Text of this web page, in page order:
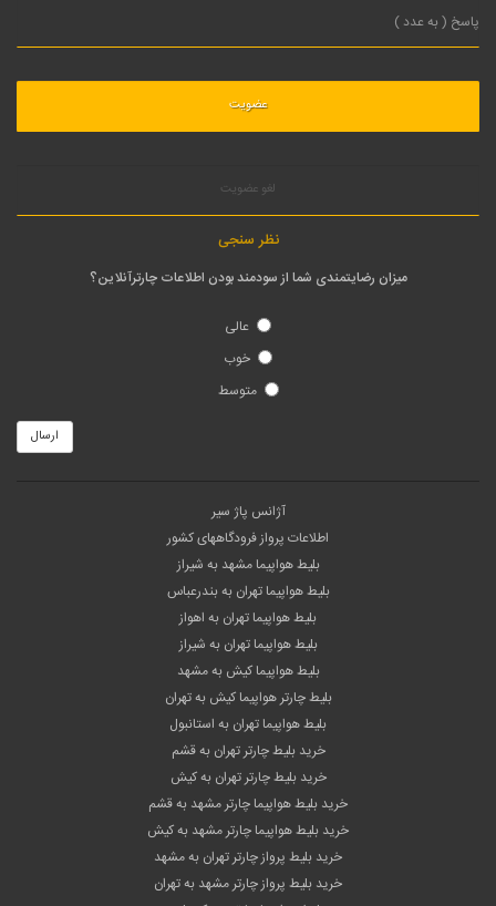
لغو عضویت
نظر سنجی
میزان رضایتمندی شما از سودمند بودن اطلاعات چارترآنلاین؟
عالی
خوب
متوسط
ارسال
آژانس پاژ سیر
اطلاعات پرواز فرودگاههای کشور
بلیط هواپیما مشهد به شیراز
بلیط هواپیما تهران به بندرعباس
بلیط هواپیما تهران به اهواز
بلیط هواپیما تهران به شیراز
بلیط هواپیما کیش به مشهد
بلیط چارتر هواپیما کیش به تهران
بلیط هواپیما تهران به استانبول
خرید بلیط چارتر تهران به قشم
خرید بلیط چارتر تهران به کیش
خرید بلیط هواپیما چارتر مشهد به قشم
خرید بلیط هواپیما چارتر مشهد به کیش
خرید بلیط پرواز چارتر تهران به مشهد
خرید بلیط پرواز چارتر مشهد به تهران